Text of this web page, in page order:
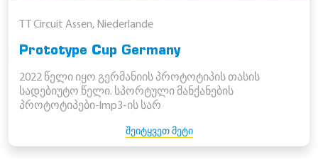
TT Circuit Assen, Niederlande
Prototype Cup Germany
2022 წელი იყო გერმანიის პროტოტიპის თასის
სადებიუტო წელი. სპორტული მანქანების
პროტოტიპები-lmp3-ის სარ
ᲨᲔᲘᲢᲧᲕᲔᲗ ᲛᲔᲢᲘ